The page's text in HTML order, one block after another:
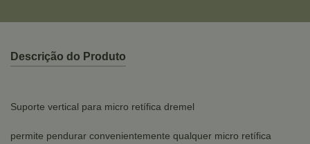
Descrição do Produto
Suporte vertical para micro retífica dremel
permite pendurar convenientemente qualquer micro retífica